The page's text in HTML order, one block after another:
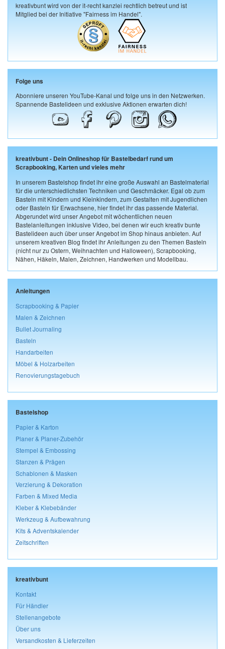
kreativbunt wird von der it-recht kanzlei rechtlich betreut und ist
Mitglied bei der Initiative "Fairness im Handel".
Folge uns
Abonniere unseren YouTube-Kanal und folge uns in den Netzwerken.
Spannende Bastelideen und exklusive Aktionen erwarten dich!
kreativbunt - Dein Onlineshop für Bastelbedarf rund um
Scrapbooking, Karten und vieles mehr
In unserem Bastelshop findet ihr eine große Auswahl an Bastelmaterial
für die unterschiedlichsten Techniken und Geschmäcker. Egal ob zum
Basteln mit Kindern und Kleinkindern, zum Gestalten mit Jugendlichen
oder Basteln für Erwachsene, hier findet ihr das passende Material.
Abgerundet wird unser Angebot mit wöchentlichen neuen
Bastelanleitungen inklusive Video, bei denen wir euch kreativ bunte
Bastelideen auch über unser Angebot im Shop hinaus anbieten. Auf
unserem kreativen Blog findet ihr Anleitungen zu den Themen Basteln
(nicht nur zu Ostern, Weihnachten und Halloween), Scrapbooking,
Nähen, Häkeln, Malen, Zeichnen, Handwerken und Modellbau.
Anleitungen
Scrapbooking & Papier
Malen & Zeichnen
Bullet Journaling
Basteln
Handarbeiten
Möbel & Holzarbeiten
Renovierungstagebuch
Bastelshop
Papier & Karton
Planer & Planer-Zubehör
Stempel & Embossing
Stanzen & Prägen
Schablonen & Masken
Verzierung & Dekoration
Farben & Mixed Media
Kleber & Klebebänder
Werkzeug & Aufbewahrung
Kits & Adventskalender
Zeitschriften
kreativbunt
Kontakt
Für Händler
Stellenangebote
Über uns
Versandkosten & Lieferzeiten